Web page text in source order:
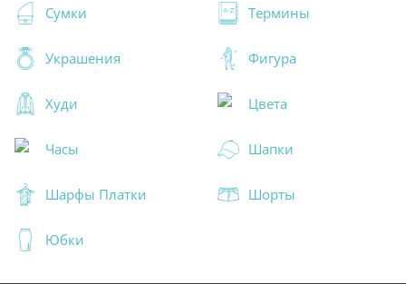
Сумки Термины
Украшения Фигура
Худи Цвета
Часы Шапки
Шарфы Платки Шорты
Юбки